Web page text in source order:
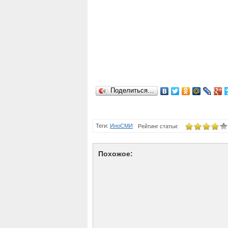
Поделиться…
Теги: ИноСМИ Рейтинг статьи:
Похожое: